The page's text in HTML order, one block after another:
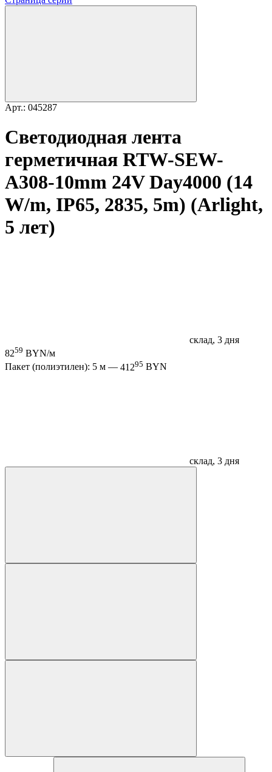
Арт.: 045287
Светодиодная лента
герметичная RTW-SEW-
A308-10mm 24V Day4000 (14
W/m, IP65, 2835, 5m) (Arlight,
5 лет)
склад, 3 дня
8259 BYN/м
Пакет (полиэтилен): 5 м — 41295 BYN
склад, 3 дня